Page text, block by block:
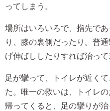
ってしまう。
場所はいろいろで、指先で
り、膝の裏側だったり。普
げ伸ばししたりすれば治っ
足が攣って、トイレが近く
た。唯一の救いは、トイレ
帰ってくると、足の攣りが